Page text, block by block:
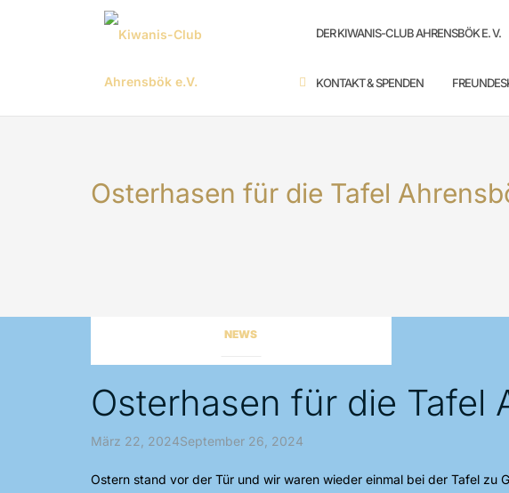
DER KIWANIS-CLUB AHRENSBÖK E. V.
KONTAKT & SPENDEN
Osterhasen für die Tafel
NEWS
Osterhasen für die Tafel
März 22, 2024September 26, 2024
Ostern stand vor der Tür und wir waren wieder einmal bei der Tafel zu